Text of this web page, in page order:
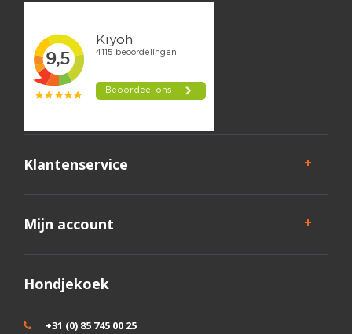
Klantenservice
Mijn account
Hondjekoek
+31 (0) 85 745 00 25